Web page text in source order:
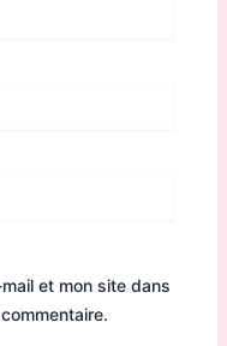
et mon site dans